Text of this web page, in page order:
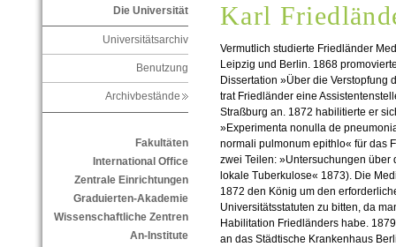
Die Universität
Universitätsarchiv
Benutzung
Archivbestände
Fakultäten
International Office
Zentrale Einrichtungen
Graduierten-Akademie
Wissenschaftliche Zentren
An-Institute
Karl
Vermutlich studierte Friedländer
Leipzig und Berlin. 1868
Dissertation »Über die Verstopfung
trat Friedländer eine
Straßburg an. 1872 habilitierte er
»Experimenta nonulla de
normali pulmonum epithlo« für das
zwei Teilen: »Untersuchungen
lokale Tuberkulose« 1873). Die
1872 den König um den
Universitätsstatuten zu bitten, da
Habilitation Friedländers habe.
an das Städtische Krankenhaus